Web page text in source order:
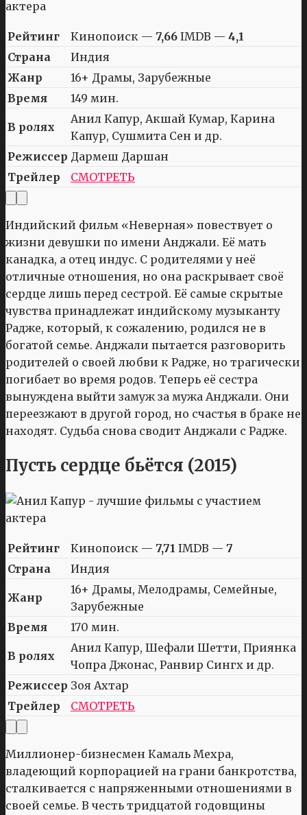
Рейтинг Кинопоиск — 7,66 IMDB — 4,1
Страна
Индия
Жанр
16+ Драмы, Зарубежные
Время
149 мин.
В ролях
Анил Капур, Акшай Кумар, Карина
Капур, Сушмита Сен и др.
Режиссер Дармеш Даршан
Трейлер
СМОТРЕТЬ
Индийский фильм «Неверная» повествует о
жизни девушки по имени Анджали. Её мать
канадка, а отец индус. С родителями у неё
отличные отношения, но она раскрывает своё
сердце лишь перед сестрой. Её самые скрытые
чувства принадлежат индийскому музыканту
Радже, который, к сожалению, родился не в
богатой семье. Анджали пытается разговорить
родителей о своей любви к Радже, но трагически
погибает во время родов. Теперь её сестра
вынуждена выйти замуж за мужа Анджали. Они
переезжают в другой город, но счастья в браке не
находят. Судьба снова сводит Анджали с Радже.
Пусть сердце бьётся (2015)
Рейтинг Кинопоиск — 7,71 IMDB — 7
Страна
Индия
Жанр
16+ Драмы, Мелодрамы, Семейные,
Зарубежные
Время
170 мин.
В ролях
Анил Капур, Шефали Шетти, Приянка
Чопра Джонас, Ранвир Сингх и др.
Режиссер Зоя Ахтар
Трейлер
СМОТРЕТЬ
Миллионер-бизнесмен Камаль Мехра,
владеющий корпорацией на грани банкротства,
сталкивается с напряженными отношениями в
своей семье. В честь тридцатой годовщины